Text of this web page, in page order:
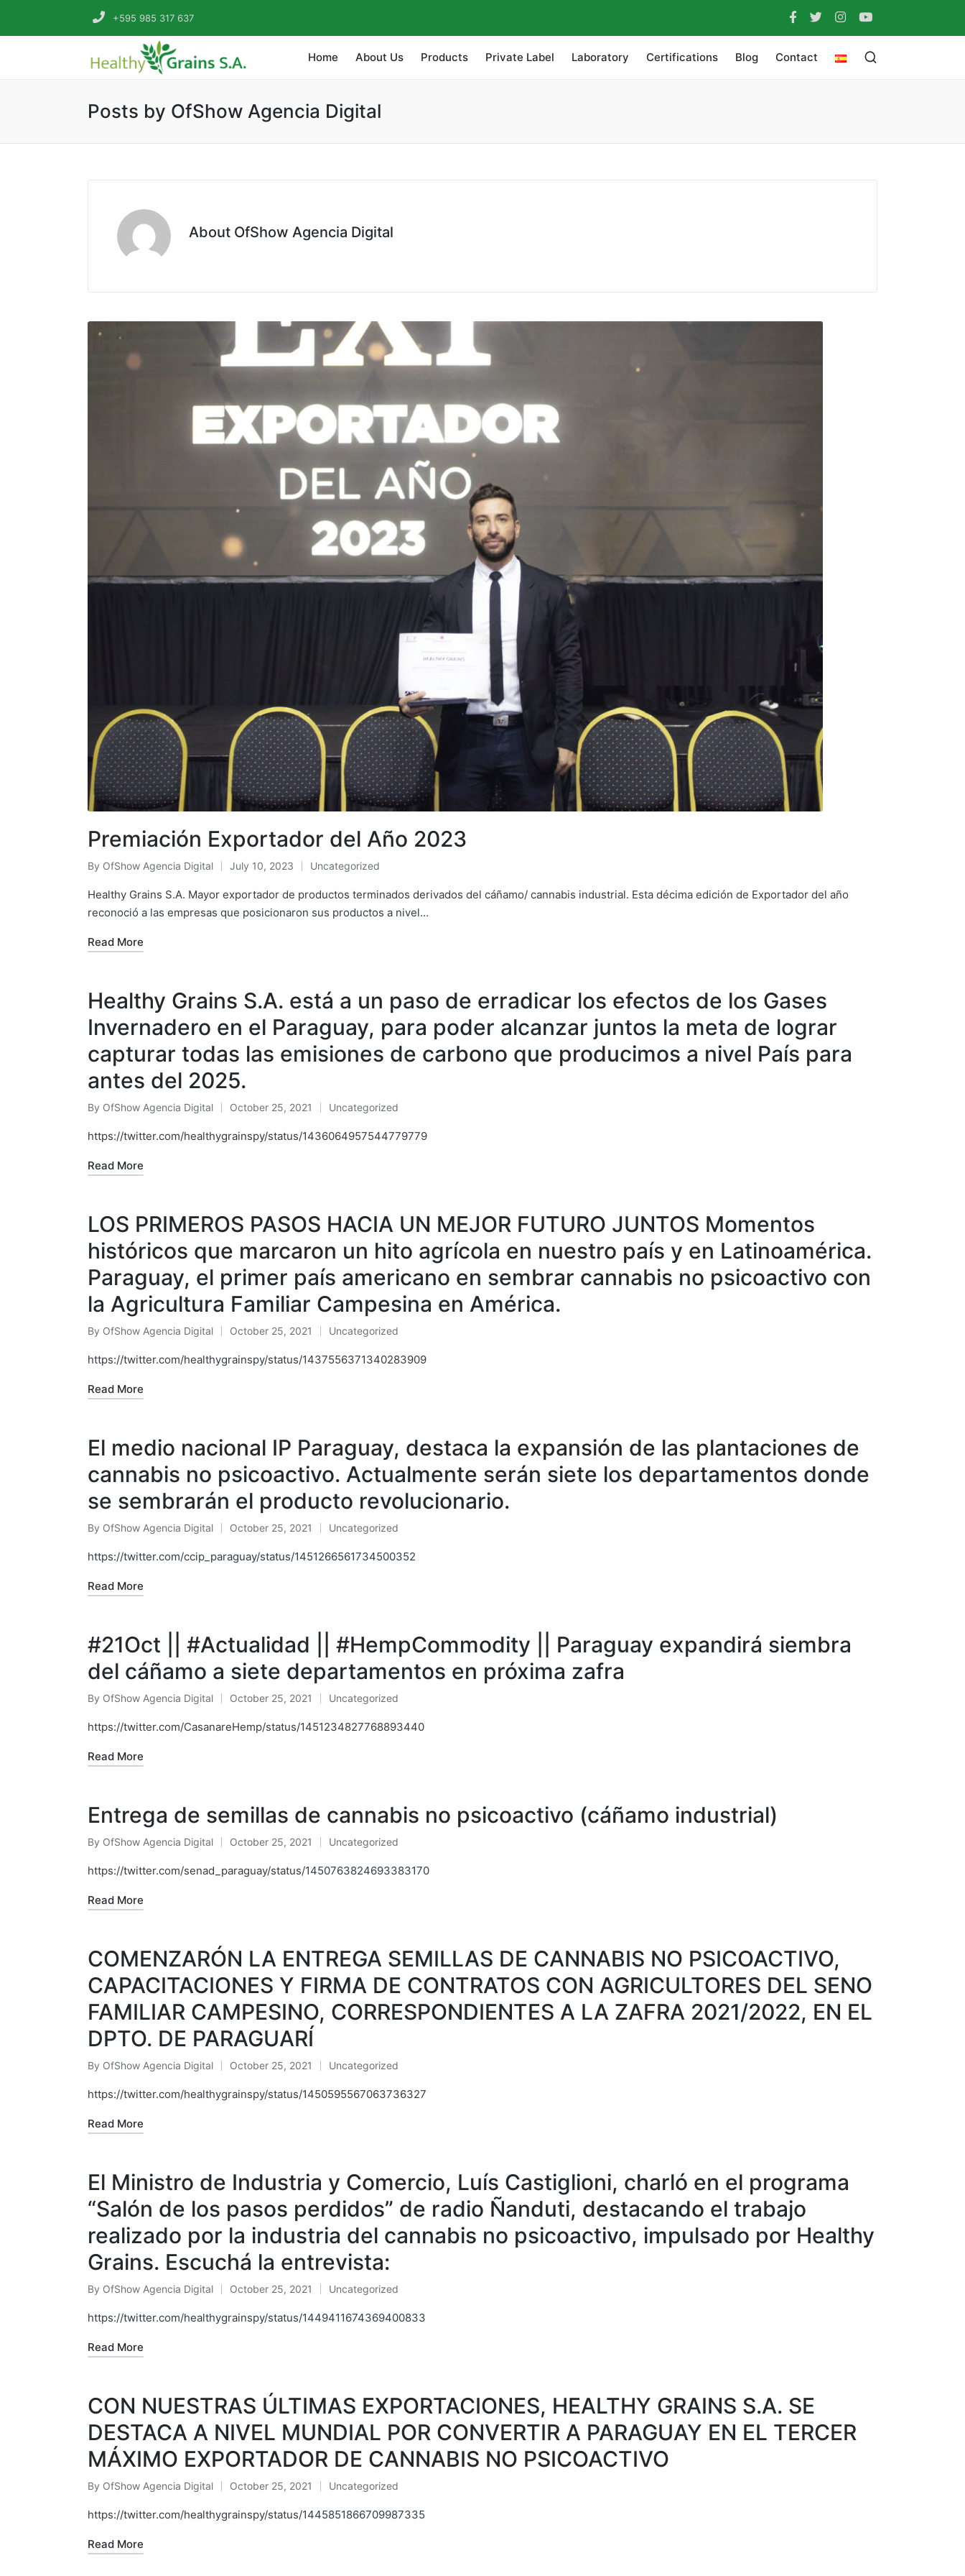
+595 985 317 637
Home About Us Products Private Label Laboratory Certifications Blog Contact
Posts by OfShow Agencia Digital
About OfShow Agencia Digital
Premiación Exportador del Año 2023
Posted
by
By OfShow Agencia Digital July 10, 2023
Posted
in
Uncategorized
Healthy Grains S.A. Mayor exportador de productos terminados derivados del cáñamo/ cannabis industrial. Esta décima edición de Exportador del año
reconoció a las empresas que posicionaron sus productos a nivel…
Read More
Healthy Grains S.A. está a un paso de erradicar los efectos de los Gases
Invernadero en el Paraguay, para poder alcanzar juntos la meta de lograr
capturar todas las emisiones de carbono que producimos a nivel País para
antes del 2025.
Posted
by
By OfShow Agencia Digital October 25, 2021
Posted
in
Uncategorized
https://twitter.com/healthygrainspy/status/1436064957544779779
Read More
LOS PRIMEROS PASOS HACIA UN MEJOR FUTURO JUNTOS Momentos
históricos que marcaron un hito agrícola en nuestro país y en Latinoamérica.
Paraguay, el primer país americano en sembrar cannabis no psicoactivo con
la Agricultura Familiar Campesina en América.
Posted
by
By OfShow Agencia Digital October 25, 2021
Posted
in
Uncategorized
https://twitter.com/healthygrainspy/status/1437556371340283909
Read More
El medio nacional IP Paraguay, destaca la expansión de las plantaciones de
cannabis no psicoactivo. Actualmente serán siete los departamentos donde
se sembrarán el producto revolucionario.
Posted
by
By OfShow Agencia Digital October 25, 2021
Posted
in
Uncategorized
https://twitter.com/ccip_paraguay/status/1451266561734500352
Read More
#21Oct || #Actualidad || #HempCommodity || Paraguay expandirá siembra
del cáñamo a siete departamentos en próxima zafra
Posted
by
By OfShow Agencia Digital October 25, 2021
Posted
in
Uncategorized
https://twitter.com/CasanareHemp/status/1451234827768893440
Read More
Entrega de semillas de cannabis no psicoactivo (cáñamo industrial)
Posted
by
By OfShow Agencia Digital October 25, 2021
Posted
in
Uncategorized
https://twitter.com/senad_paraguay/status/1450763824693383170
Read More
COMENZARÓN LA ENTREGA SEMILLAS DE CANNABIS NO PSICOACTIVO,
CAPACITACIONES Y FIRMA DE CONTRATOS CON AGRICULTORES DEL SENO
FAMILIAR CAMPESINO, CORRESPONDIENTES A LA ZAFRA 2021/2022, EN EL
DPTO. DE PARAGUARÍ
Posted
by
By OfShow Agencia Digital October 25, 2021
Posted
in
Uncategorized
https://twitter.com/healthygrainspy/status/1450595567063736327
Read More
El Ministro de Industria y Comercio, Luís Castiglioni, charló en el programa
“Salón de los pasos perdidos” de radio Ñanduti, destacando el trabajo
realizado por la industria del cannabis no psicoactivo, impulsado por Healthy
Grains. Escuchá la entrevista:
Posted
by
By OfShow Agencia Digital October 25, 2021
Posted
in
Uncategorized
https://twitter.com/healthygrainspy/status/1449411674369400833
Read More
CON NUESTRAS ÚLTIMAS EXPORTACIONES, HEALTHY GRAINS S.A. SE
DESTACA A NIVEL MUNDIAL POR CONVERTIR A PARAGUAY EN EL TERCER
MÁXIMO EXPORTADOR DE CANNABIS NO PSICOACTIVO
Posted
by
By OfShow Agencia Digital October 25, 2021
Posted
in
Uncategorized
https://twitter.com/healthygrainspy/status/1445851866709987335
Read More